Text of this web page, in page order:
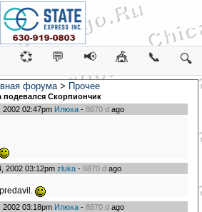
💞 💬 📢 🎪 📞 🔍
форума> Прочее
подевался Скорпиончик
02:47pm Илюха - 8870 d ago
2002 03:12pm zluka - 8870 d ago
03:18pm Илюха - 8870 d ago